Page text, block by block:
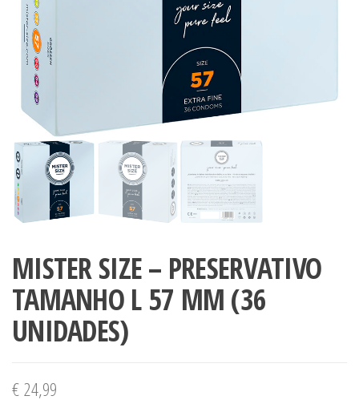
MISTER SIZE – PRESERVATIVO
TAMANHO L 57 MM (36
UNIDADES)
€24,99